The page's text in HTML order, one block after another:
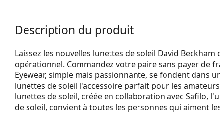
Description du produit
Laissez les nouvelles lunettes de soleil David
opérationnel. Commandez votre paire sans payer de
Eyewear, simple mais passionnante, se fondent dans
lunettes de soleil l'accessoire parfait pour les
lunettes de soleil, créée en collaboration avec Safilo,
de soleil, convient à toutes les personnes qui aiment